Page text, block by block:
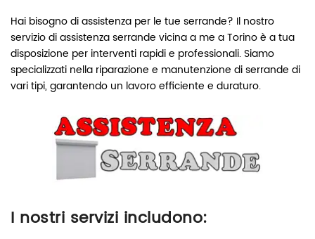
Hai bisogno di assistenza per le tue serrande? Il nostro
servizio di assistenza serrande vicina a me a Torino è a tua
disposizione per interventi rapidi e professionali. Siamo
specializzati nella riparazione e manutenzione di serrande di
vari tipi, garantendo un lavoro efficiente e duraturo.
I nostri servizi includono: